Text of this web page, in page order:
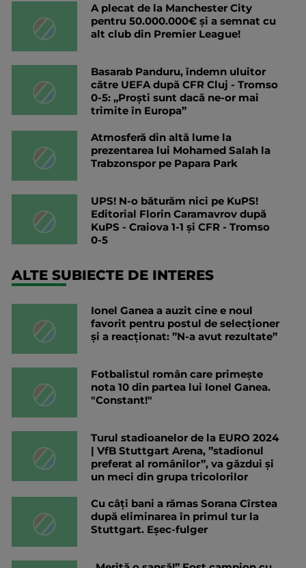
A plecat de la Manchester City
pentru 50.000.000€ și a semnat cu
alt club din Premier League!
Basarab Panduru, îndemn uluitor
către UEFA după CFR Cluj - Tromso
0-5: „Proști sunt dacă ne-or mai
trimite în Europa”
Atmosferă din altă lume la
prezentarea lui Mohamed Salah la
Trabzonspor pe Papara Park
UPS! N-o băturăm nici pe KuPS!
Editorial Florin Caramavrov după
KuPS - Craiova 1-1 și CFR - Tromso
0-5
ALTE SUBIECTE DE INTERES
Ionel Ganea a auzit cine e noul
favorit pentru postul de selecționer
și a reacționat: ”N-a avut rezultate”
Fotbalistul român care primește
nota 10 din partea lui Ionel Ganea.
"Constant!"
Turul stadioanelor de la EURO 2024
| VfB Stuttgart Arena, ”stadionul
preferat al românilor”, va găzdui și
un meci din grupa tricolorilor
Cu câți bani a rămas Sorana Cîrstea
după eliminarea în primul tur la
Stuttgart. Eșec-fulger